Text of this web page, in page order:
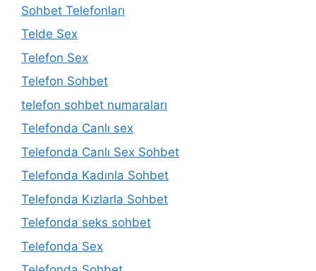
Sohbet Telefonları
Telde Sex
Telefon Sex
Telefon Sohbet
telefon sohbet numaraları
Telefonda Canlı sex
Telefonda Canlı Sex Sohbet
Telefonda Kadınla Sohbet
Telefonda Kızlarla Sohbet
Telefonda seks sohbet
Telefonda Sex